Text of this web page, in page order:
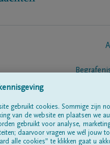
gebruikt cookies. Sommige zijn
van de website en plaatsen we
gebruikt voor analyse,
daarvoor vragen we wél jouw
alle cookies” te klikken gaat u